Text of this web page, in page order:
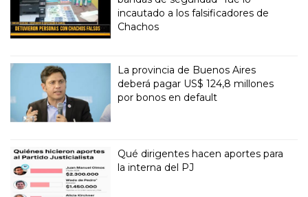
incautado a los falsificadores de
Chachos
La provincia de Buenos Aires
deberá pagar US$ 124,8 millones
por bonos en default
Qué dirigentes hacen aportes para
la interna del PJ